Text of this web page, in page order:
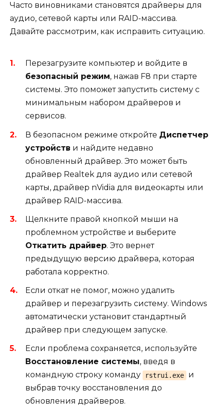
Часто виновниками становятся драйверы для
аудио, сетевой карты или RAID-массива.
Давайте рассмотрим, как исправить ситуацию.
Перезагрузите компьютер и войдите в
безопасный режим, нажав F8 при старте
системы. Это поможет запустить систему с
минимальным набором драйверов и
сервисов.
В безопасном режиме откройте Диспетчер
устройств и найдите недавно
обновленный драйвер. Это может быть
драйвер Realtek для аудио или сетевой
карты, драйвер nVidia для видеокарты или
драйвер RAID-массива.
Щелкните правой кнопкой мыши на
проблемном устройстве и выберите
Откатить драйвер. Это вернет
предыдущую версию драйвера, которая
работала корректно.
Если откат не помог, можно удалить
драйвер и перезагрузить систему. Windows
автоматически установит стандартный
драйвер при следующем запуске.
Если проблема сохраняется, используйте
Восстановление системы, введя в
командную строку команду
rstrui.exe
и
выбрав точку восстановления до
обновления драйверов.